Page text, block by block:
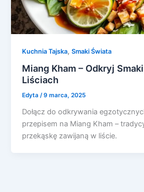
Kuchnia Tajska,Smaki Świata
Miang Kham – Odkryj
Liściach
Edyta/9 marca, 2025
Dołącz do odkrywania
przepisem na Miang Kham –
przekąskę zawijaną w liście.